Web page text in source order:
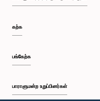
கற்க
பங்கேற்க
பாராளுமன்ற உறுப்பினர்கள்